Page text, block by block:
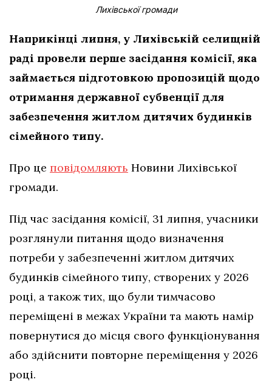
Лихівської громади
Наприкінці липня, у Лихівській селищній
раді провели перше засідання комісії, яка
займається підготовкою пропозицій щодо
отримання державної субвенції для
забезпечення житлом дитячих будинків
сімейного типу.
Про це повідомляють Новини Лихівської
громади.
Під час засідання комісії, 31 липня, учасники
розглянули питання щодо визначення
потреби у забезпеченні житлом дитячих
будинків сімейного типу, створених у 2026
році, а також тих, що були тимчасово
переміщені в межах України та мають намір
повернутися до місця свого функціонування
або здійснити повторне переміщення у 2026
році.